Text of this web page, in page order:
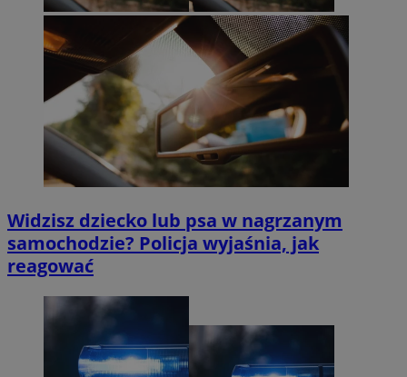
Widzisz dziecko lub psa w nagrzanym
samochodzie? Policja wyjaśnia, jak
reagować